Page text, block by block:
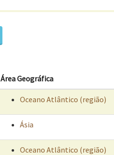
Área Geográfica
Oceano Atlântico (região)
Ásia
Oceano Atlântico (região)